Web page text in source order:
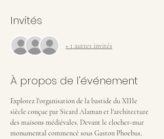
Invités
+ 1 autres invités
À propos de l'événement
Explorez l'organisation de la bastide du XIIIe
siècle conçue par Sicard Alaman et l'architecture
des maisons médiévales. Devant le clocher-mur
monumental commencé sous Gaston Phoebus,